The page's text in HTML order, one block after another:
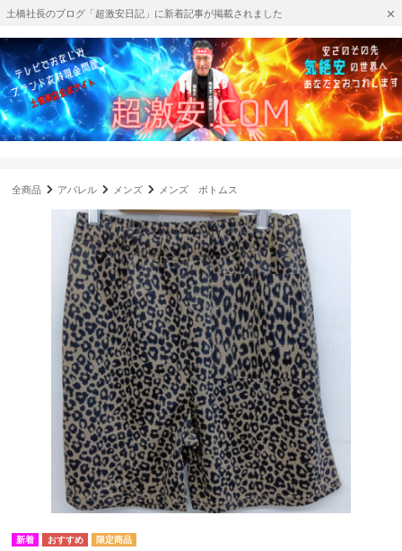
土橋社長のブログ「超激安日記」に新着記事が掲載されました
全商品 アパレル メンズ メンズ ボトムス